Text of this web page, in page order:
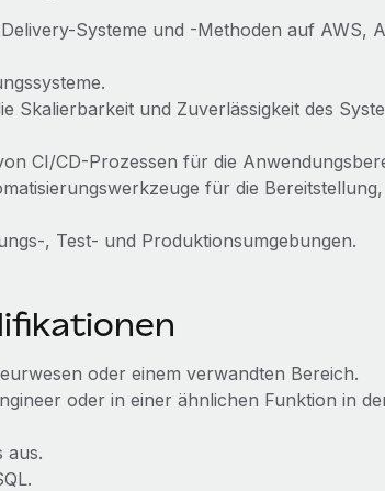
Systeme und -Methoden auf AWS,
Skalierbarkeit und Zuverlässigkeit des
CI/CD-Prozessen für die
für die Bereitstellung,
, Test- und Produktionsumgebungen.
oder einem verwandten Bereich.
oder in einer ähnlichen Funktion in
aus.